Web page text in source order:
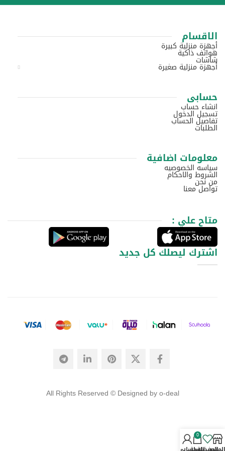
الاقسام
أجهزة منزلية كبيرة
هواتف ذاكية
شاشات
أجهزة منزلية صغيرة
حسابى
انشاء حساب
تسجيل الدخول
تفاصيل الحساب
الطلبات
معلومات اضافية
سياسه الخصوصيه
الشروط والاحكام
من نحن
تواصل معنا
متاح علي :
اشترك ليصلك كل جديد
All Rights Reserved © Designed by o-deal
0